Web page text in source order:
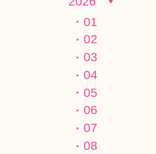
01
02
03
04
05
06
07
08